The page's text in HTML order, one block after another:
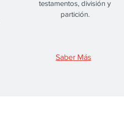
testamentos, división y
partición.
Saber Más